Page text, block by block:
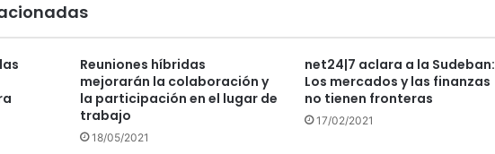
Reuniones híbridas
mejorarán la colaboración y
la participación en el lugar de
trabajo
18/05/2021
net24|7 aclara a la Sudeban:
Los mercados y las finanzas
no tienen fronteras
17/02/2021